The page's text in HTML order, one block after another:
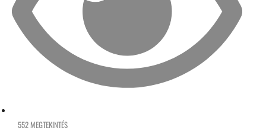
552 MEGTEKINTÉS